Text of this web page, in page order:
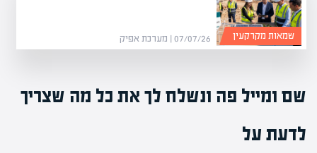
07/07/26 | מערכת אפיק שמאות מקרקעין
שם ומייל פה ונשלח לך את כל מה שצריך
לדעת על